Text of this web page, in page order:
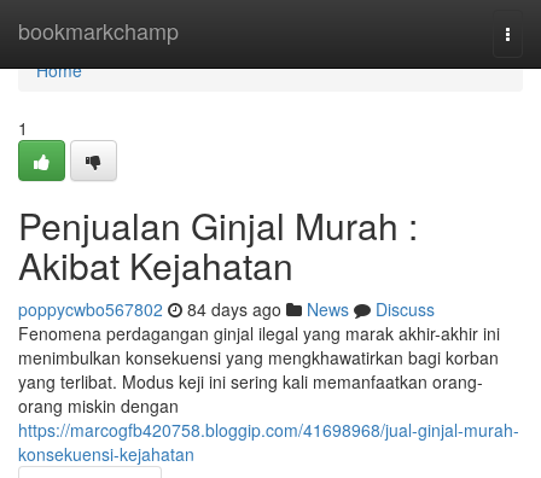
bookmarkchamp
Home
Home
1
Penjualan Ginjal Murah :
Akibat Kejahatan
poppycwbo567802 84 days ago News
Discuss
Fenomena perdagangan ginjal ilegal yang marak akhir-akhir ini
menimbulkan konsekuensi yang mengkhawatirkan bagi korban
yang terlibat. Modus keji ini sering kali memanfaatkan orang-
orang miskin dengan
https://marcogfb420758.bloggip.com/41698968/jual-ginjal-murah-
konsekuensi-kejahatan